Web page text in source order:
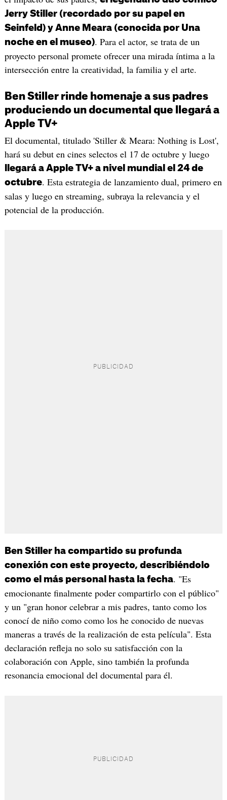
Jerry Stiller (recordado por su papel en
Seinfeld) y Anne Meara (conocida por Una
noche en el museo). Para el actor, se trata de un
proyecto personal promete ofrecer una mirada íntima a la
intersección entre la creatividad, la familia y el arte.
Ben Stiller rinde homenaje a sus padres
produciendo un documental que llegará a
Apple TV+
El documental, titulado 'Stiller & Meara: Nothing is Lost',
hará su debut en cines selectos el 17 de octubre y luego
llegará a Apple TV+ a nivel mundial el 24 de
octubre. Esta estrategia de lanzamiento dual, primero en
salas y luego en streaming, subraya la relevancia y el
potencial de la producción.
Ben Stiller ha compartido su profunda
conexión con este proyecto, describiéndolo
como el más personal hasta la fecha. "Es
emocionante finalmente poder compartirlo con el público"
y un "gran honor celebrar a mis padres, tanto como los
conocí de niño como como los he conocido de nuevas
maneras a través de la realización de esta película". Esta
declaración refleja no solo su satisfacción con la
colaboración con Apple, sino también la profunda
resonancia emocional del documental para él.